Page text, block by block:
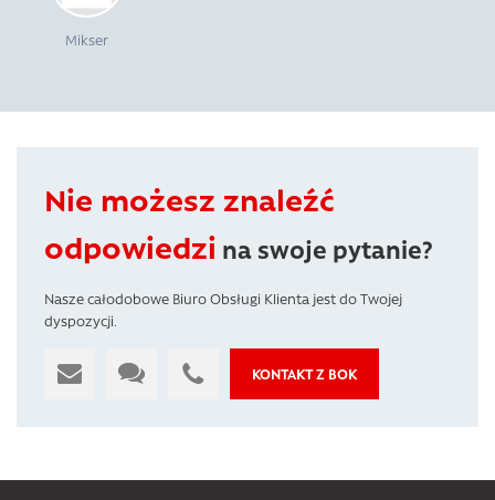
Mikser
Nie możesz znaleźć
odpowiedzi na swoje pytanie?
Nasze całodobowe Biuro Obsługi Klienta jest do Twojej
dyspozycji.
KONTAKT Z BOK